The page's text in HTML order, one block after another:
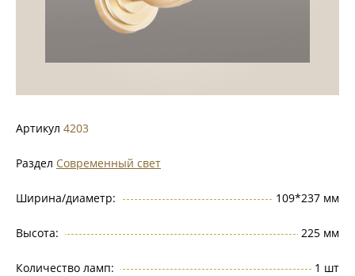
Артикул 4203
Раздел Современный свет
Ширина/диаметр: 109*237 мм
Высота: 225 мм
Количество ламп: 1 шт